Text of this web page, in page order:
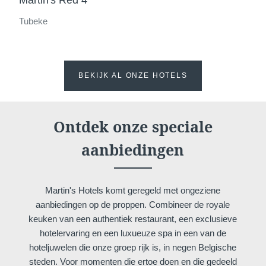
Tubeke
BEKIJK AL ONZE HOTELS
Ontdek onze speciale
aanbiedingen
Martin's Hotels komt geregeld met ongeziene
aanbiedingen op de proppen. Combineer de royale
keuken van een authentiek restaurant, een exclusieve
hotelervaring en een luxueuze spa in een van de
hoteljuwelen die onze groep rijk is, in negen Belgische
steden. Voor momenten die ertoe doen en die gedeeld
Galerij
Blog
English
Deutsch
Naam *
Voornaam
E-mail*: